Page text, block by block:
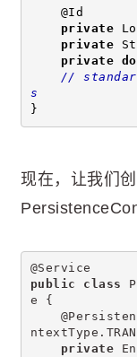
@Id
private
private
private
//
s
}
现在，让我们
@Service
public
class
e {
private